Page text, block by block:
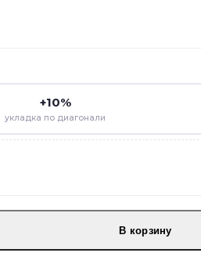
+10%
укладка по диагонали
В корзину